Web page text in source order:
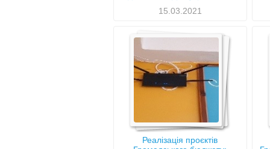
15.03.2021
Реалізація проєктів